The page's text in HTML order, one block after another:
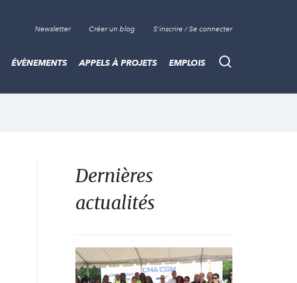
Newsletter Créer un blog S'inscrire / Se connecter
Recherche
ÉVÈNEMENTS APPELS À PROJETS EMPLOIS
Dernières
actualités